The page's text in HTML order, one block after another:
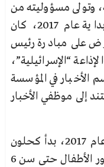
وتولى مسؤوليته من
سلطة الأراضي “الإسرائيلية”، وفي بداية عام 2017، كان
على مبادرة رئيس
“الإسرائيلية”،
الأخبار في المؤسسة
إلى موظفي الأخبار
وبعد جمع الضرائب الزائد في بداية عام 2017، بدأ كحلون
زيادة في النقاط الائتمانية لأولياء أمور الأطفال حتى سن 6